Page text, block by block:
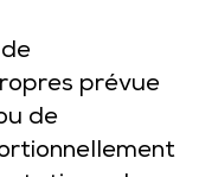
prévue
de